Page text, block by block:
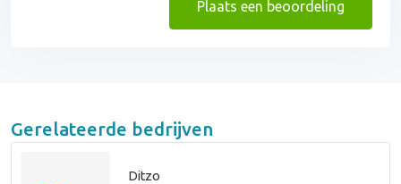
Plaats een beoordeling
Gerelateerde bedrijven
Ditzo